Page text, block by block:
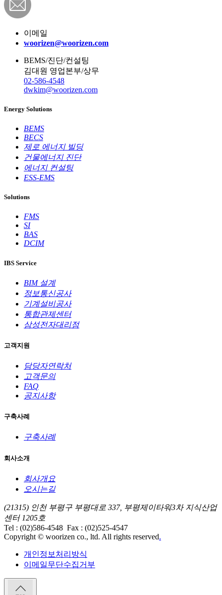
이메일
woorizen@woorizen.com
BEMS/진단/컨설팅
김대원 영업본부/상무
02-586-4548
dwkim@woorizen.com
Energy Solutions
BEMS
BECS
제로 에너지 빌딩
건물에너지 진단
에너지 컨설팅
ESS-EMS
Solutions
FMS
SI
BAS
DCIM
IBS Service
BIM 설계
정보통신공사
기계설비공사
통합관제센터
삼성전자대리점
고객지원
담당자연락처
고객문의
FAQ
공지사항
구축사례
구축사례
회사소개
회사개요
오시는길
(21315) 인천 부평구 부평대로 337, 부평제이타워3차 지식산업
센터 1205호
Tel : (02)586-4548 Fax : (02)525-4547
Copyright © woorizen co., ltd. All rights reserved.
개인정보처리방식
이메일무단수집거부